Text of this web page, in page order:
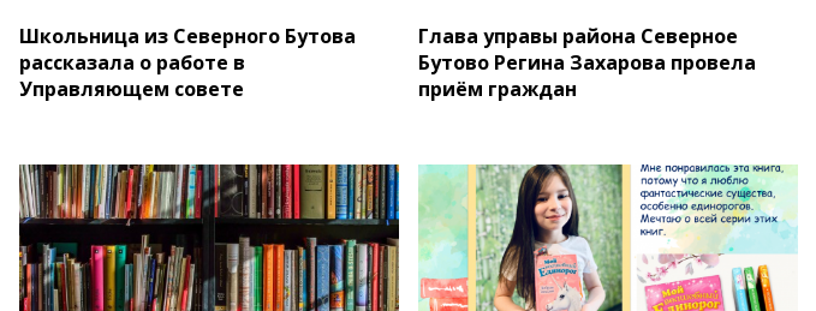
Школьница из Северного Бутова
рассказала о работе в
Управляющем совете
Глава управы района Северное
Бутово Регина Захарова провела
приём граждан